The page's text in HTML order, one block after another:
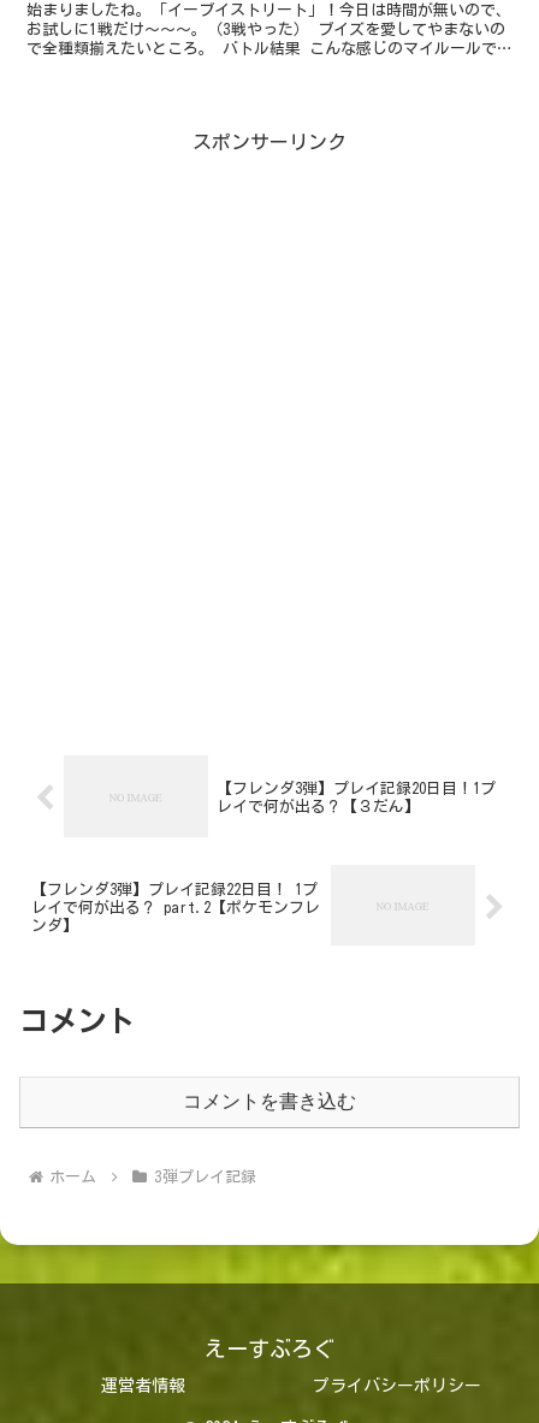
始まりましたね。「イーブイストリート」！今日は時間が無いので、
お試しに1戦だけ～～～。（3戦やった） ブイズを愛してやまないの
で全種類揃えたいところ。 バトル結果 こんな感じのマイルールで
スポンサーリンク
【フレンダ3弾】プレイ記録20日目！1プ
レイで何が出る？【３だん】
【フレンダ3弾】プレイ記録22日目！ 1プ
レイで何が出る？ part.2【ポケモンフレ
ンダ】
コメント
コメントを書き込む
ホーム 3弾プレイ記録
えーすぶろぐ
運営者情報 プライバシーポリシー